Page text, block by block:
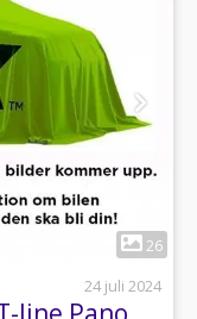
26
24 juli 2024